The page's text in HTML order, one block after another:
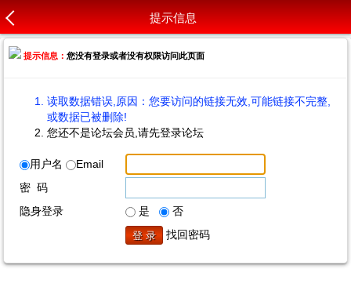
提示信息
提示信息：您没有登录或者没有权限访问此页面
读取数据错误,原因：您要访问的链接无效,可能链接不完整,
或数据已被删除!
您还不是论坛会员,请先登录论坛
用户名
Email
密 码
隐身登录
是
否
找回密码